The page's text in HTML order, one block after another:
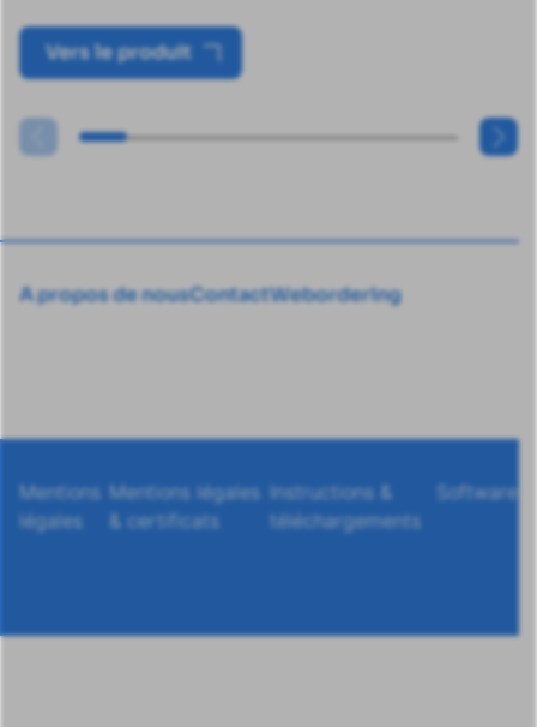
Vers le produit
A propos de nousContactWebordering
Mentions
légales
Mentions légales
& certificats
Instructions &
téléchargements
Software